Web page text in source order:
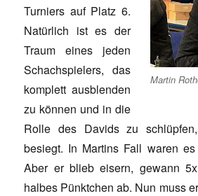
Martin
Turniers auf Platz 6.
Natürlich ist es der
Traum eines jeden
Schachspielers, das
komplett ausblenden
zu können und in die
Rolle des Davids zu
besiegt. In Martins Fall waren
Aber er blieb eisern, gewann
halbes Pünktchen ab. Nun muss